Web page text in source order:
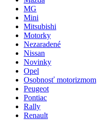
MG
Mini
Mitsubishi
Motorky
Nezaradené
Nissan
Novinky
Opel
Osobnosť motorizmom
Peugeot
Pontiac
Rally
Renault